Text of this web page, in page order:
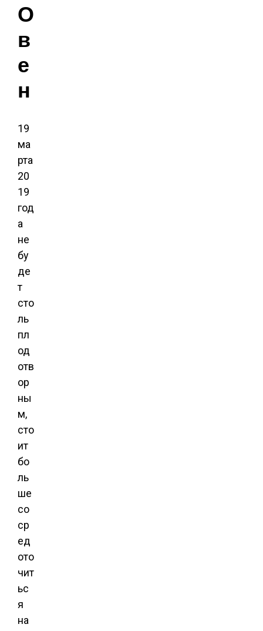
О
в
е
н
19
ма
рта
20
19
год
а
не
бу
де
т
сто
ль
пл
од
отв
ор
ны
м,
сто
ит
бо
ль
ше
со
ср
ед
ото
чит
ьс
я
на